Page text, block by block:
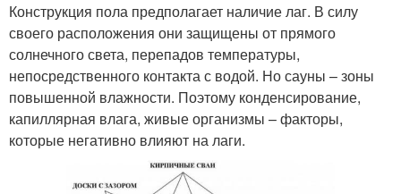
Конструкция пола предполагает наличие лаг. В силу
своего расположения они защищены от прямого
солнечного света, перепадов температуры,
непосредственного контакта с водой. Но сауны – зоны
повышенной влажности. Поэтому конденсирование,
капиллярная влага, живые организмы – факторы,
которые негативно влияют на лаги.